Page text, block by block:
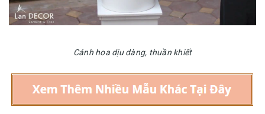
Cánh hoa dịu dàng, thuần khiết